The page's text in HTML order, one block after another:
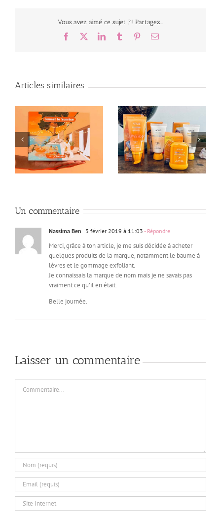
Vous avez aimé ce sujet ?! Partagez...
Facebook LinkedInTumblr PinterestEmail
Articles similaires
La Prescription Lab x
Algologie + Bon Plan !
Ma Biotyfull Box de
Juillet – Box offertes !
Un commentaire
Nassima Ben 3 février 2019 à 11:03 - Répondre
Merci, grâce à ton article, je me suis décidée à acheter
quelques produits de la marque, notamment le baume à
lèvres et le gommage exfoliant.
Je connaissais la marque de nom mais je ne savais pas
vraiment ce qu’il en était.
Belle journée.
Laisser un commentaire